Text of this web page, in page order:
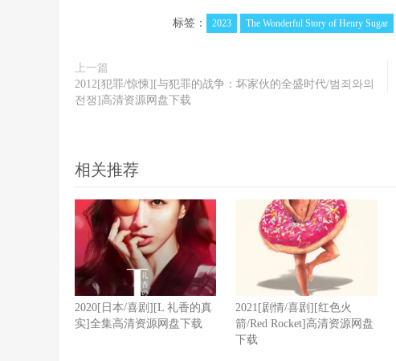
标签： 2023 The Wonderful Story of Henry Sugar
上一篇
2012[犯罪/惊悚][与犯罪的战争：坏家伙的全盛时代/범죄와의
전쟁]高清资源网盘下载
相关推荐
2020[日本/喜剧][L 礼香的真
实]全集高清资源网盘下载
2021[剧情/喜剧][红色火
箭/Red Rocket]高清资源网盘
下载